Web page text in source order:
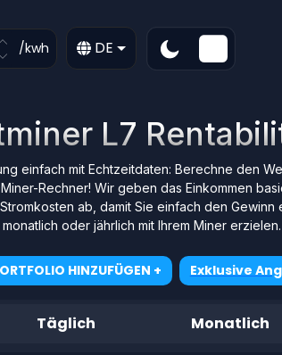
/kwh DE
L7
einfach mit Echtzeitdaten: Berechne den
Rechner! Wir geben das Einkommen
ab, damit Sie einfach den Gewinn
monatlich oder jährlich mit Ihrem Miner erzielen.
HINZUFÜGEN + Exklusive
Täglich Monatlich